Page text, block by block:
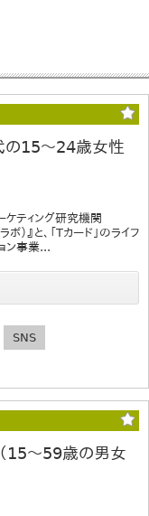
の15～24歳女性
ティング研究機関
』と、「Tカード」のライフ
ン事業...
SNS
15～59歳の男女